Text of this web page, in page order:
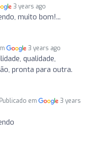
3 years ago
muito bom!...
3 years ago
qualidade,
pronta para outra.
Publicado em
3 years